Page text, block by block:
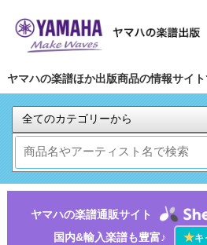
ヤマハの楽譜ほか出版商品の情報サイト
ヤマハの楽譜通販サイト
国内&輸入楽譜も豊富♪
★キ